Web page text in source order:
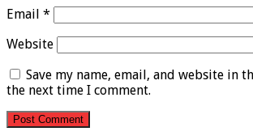
Email *
Website
Save my name, email, and website in
the next time I comment.